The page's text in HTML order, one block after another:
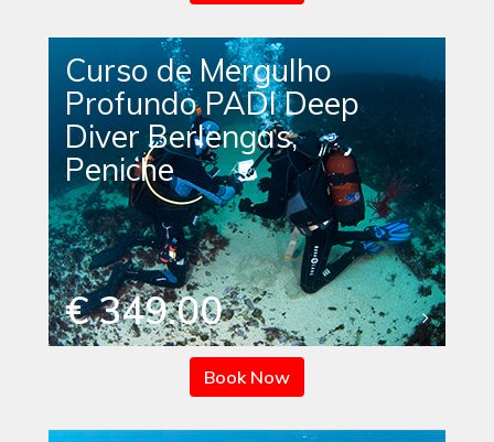
Curso de Mergulho
Profundo PADI Deep
Diver Berlengas,
Peniche
€ 349.00
Book Now